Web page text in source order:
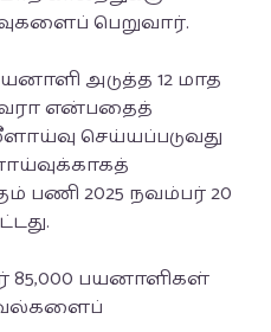
பெறுவார்.
அடுத்த 12 மாத
என்பதைத்
செய்யப்படுவது
பணி 2025 நவம்பர் 20
85,000 பயனாளிகள்